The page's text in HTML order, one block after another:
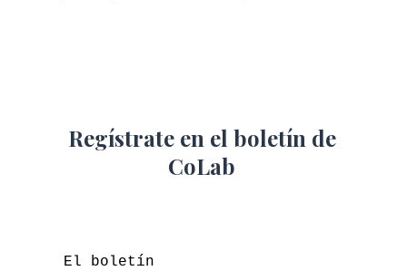
Regístrate en el boletín de
CoLab
El boletín